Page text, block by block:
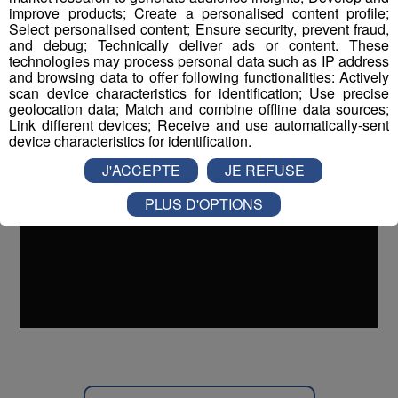
porté parThomas Fanara, François Placeet Victor
Muffat-Jeandet.
improve products; Create a personalised content profile;
Select personalised content; Ensure security, prevent fraud,
and debug; Technically deliver ads or content. These
technologies may process personal data such as IP address
and browsing data to offer following functionalities: Actively
scan device characteristics for identification; Use precise
geolocation data; Match and combine offline data sources;
Link different devices; Receive and use automatically-sent
device characteristics for identification.
J'ACCEPTE
JE REFUSE
PLUS D'OPTIONS